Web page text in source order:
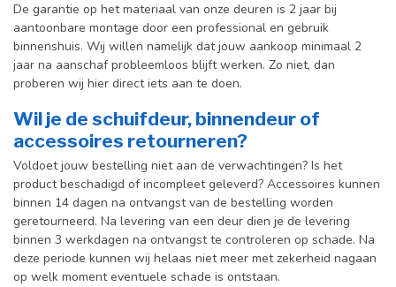
De garantie op het materiaal van onze deuren is 2 jaar bij
aantoonbare montage door een professional en gebruik
binnenshuis. Wij willen namelijk dat jouw aankoop minimaal 2
jaar na aanschaf probleemloos blijft werken. Zo niet, dan
proberen wij hier direct iets aan te doen.
Wil je de schuifdeur, binnendeur of
accessoires retourneren?
Voldoet jouw bestelling niet aan de verwachtingen? Is het
product beschadigd of incompleet geleverd? Accessoires kunnen
binnen 14 dagen na ontvangst van de bestelling worden
geretourneerd. Na levering van een deur dien je de levering
binnen 3 werkdagen na ontvangst te controleren op schade. Na
deze periode kunnen wij helaas niet meer met zekerheid nagaan
op welk moment eventuele schade is ontstaan.